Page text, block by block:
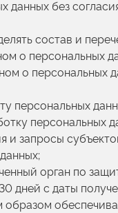
данных без
состав и
о персональных
о персональных
персональных
персональных
и запросы
орган по
дней с даты
образом